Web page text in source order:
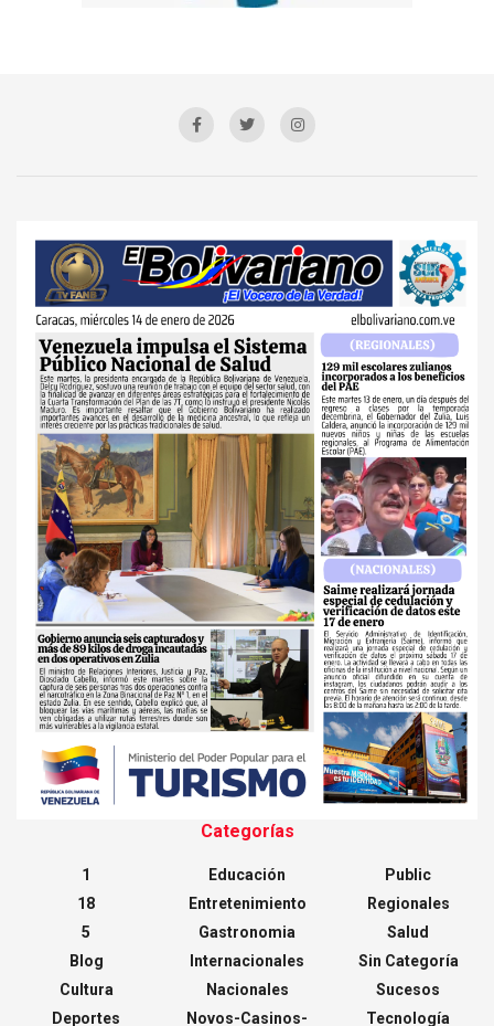
Categorías
1
18
5
Blog
Cultura
Deportes
Educación
Entretenimiento
Gastronomia
Internacionales
Nacionales
Novos-Casinos-
Public
Regionales
Salud
Sin Categoría
Sucesos
Tecnología